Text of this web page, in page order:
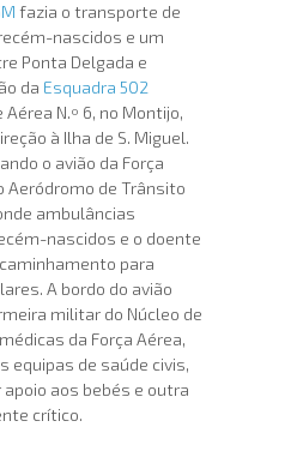
fazia o transporte de
nascidos e um
Ponta Delgada e
da Esquadra 502
N.º 6, no Montijo,
à Ilha de S. Miguel.
o avião da Força
Aeródromo de Trânsito
ambulâncias
nascidos e o doente
para
A bordo do avião
militar do Núcleo de
da Força Aérea,
equipas de saúde civis,
aos bebés e outra
crítico.